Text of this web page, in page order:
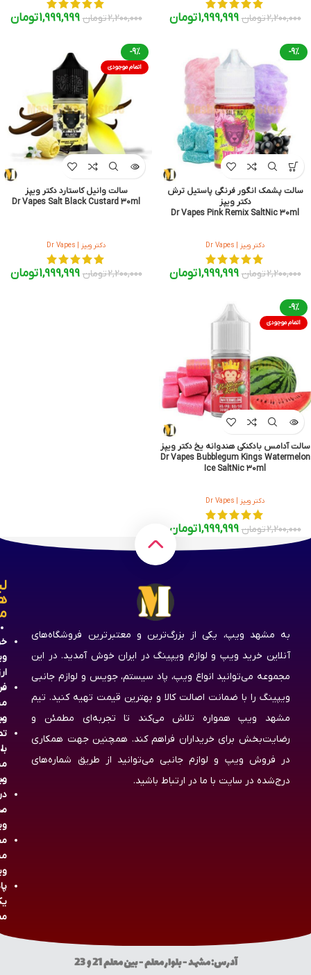
2,200,000تومان 1,999,999تومان 2,200,000تومان 1,999,999تومان
-9%
سالت پشمک انگور فرنگی پاستیل ترش
دکتر ویپز
Dr Vapes Pink Remix SaltNic 30ml
دکتر ویپز | Dr Vapes
2,200,000تومان 1,999,999تومان
-9%
اتمام موجودی
سالت وانیل کاستارد دکتر ویپز
Dr Vapes Salt Black Custard 30ml
دکتر ویپز | Dr Vapes
2,200,000تومان 1,999,999تومان
-9%
اتمام موجودی
سالت آدامس بادکنکی هندوانه یخ دکتر ویپز
Dr Vapes Bubblegum Kings Watermelon
Ice SaltNic 30ml
دکتر ویپز | Dr Vapes
2,200,000تومان 1,999,999تومان
به مشهد ویپ، یکی از بزرگ‌ترین و معتبرترین فروشگاه‌های
آنلاین خرید ویپ و لوازم ویپینگ در ایران خوش آمدید. در این
مجموعه می‌توانید انواع ویپ، پاد سیستم، جویس و لوازم جانبی
ویپینگ را با ضمانت اصالت کالا و بهترین قیمت تهیه کنید. تیم
مشهد ویپ همواره تلاش می‌کند تا تجربه‌ای مطمئن و
رضایت‌بخش برای خریداران فراهم کند. همچنین جهت همکاری
در فروش ویپ و لوازم جانبی می‌توانید از طریق شماره‌های
درج‌شده در سایت با ما در ارتباط باشید.
با
آدرس: مشهد - بلوار معلم - بین معلم 21 و 23